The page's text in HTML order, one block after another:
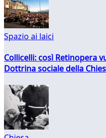
Spazio ai laici
Collicelli: così Retinopera
Dottrina sociale della